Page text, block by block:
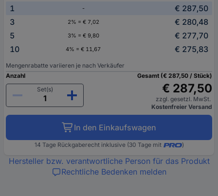
1 -
€ 287,50
3
2% = € 7,02
€ 280,48
5
3% = € 9,80
€ 277,70
10
4% = € 11,67 € 275,83
Mengenrabatte variieren je nach Verkäufer
Anzahl
Set(s)
Gesamt (€ 287,50 / Stück)
€ 287,50
zzgl. gesetzl. MwSt.
Kostenfreier Versand
In den Einkaufswagen
14 Tage Rückgaberecht inklusive (30 Tage mit )
Hersteller bzw. verantwortliche Person für das Produkt
Rechtliche Bedenken melden